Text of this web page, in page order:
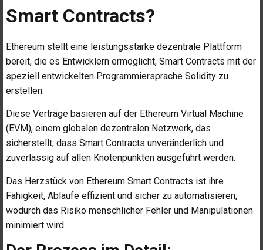
Smart Contracts?
Ethereum stellt eine leistungsstarke dezentrale Plattform
bereit, die es Entwicklern ermöglicht, Smart Contracts mit der
speziell entwickelten Programmiersprache Solidity zu
erstellen.
Diese Verträge basieren auf der Ethereum Virtual Machine
(EVM), einem globalen dezentralen Netzwerk, das
sicherstellt, dass Smart Contracts unveränderlich und
zuverlässig auf allen Knotenpunkten ausgeführt werden.
Das Herzstück von Ethereum Smart Contracts ist ihre
Fähigkeit, Abläufe effizient und sicher zu automatisieren,
wodurch das Risiko menschlicher Fehler und Manipulationen
minimiert wird.